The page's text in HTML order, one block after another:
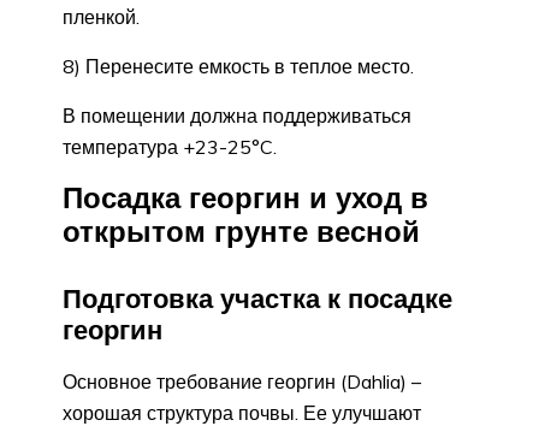
пленкой.
8) Перенесите емкость в теплое место.
В помещении должна поддерживаться
температура +23-25°C.
Посадка георгин и уход в
открытом грунте весной
Подготовка участка к посадке
георгин
Основное требование георгин (Dahlia) –
хорошая структура почвы. Ее улучшают